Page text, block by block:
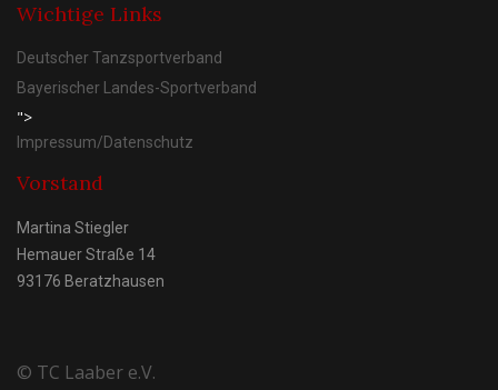
Wichtige Links
Deutscher Tanzsportverband
Bayerischer Landes-Sportverband
">
Impressum/Datenschutz
Vorstand
Martina Stiegler
Hemauer Straße 14
93176 Beratzhausen
© TC Laaber e.V.